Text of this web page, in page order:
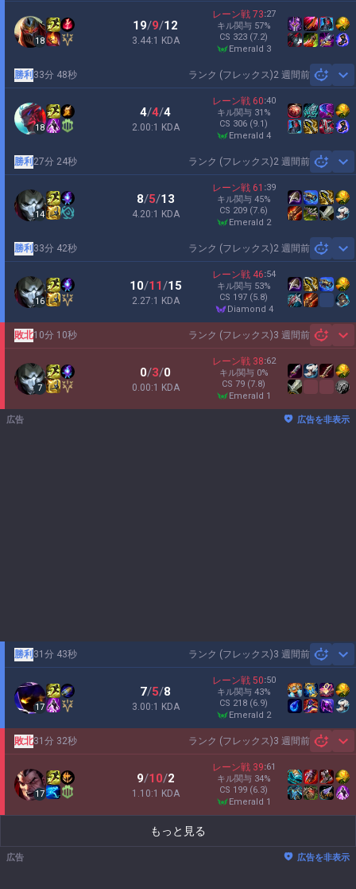
18
19/9/12
3.44:1 KDA
レーン戦 73:27
キル関与 57%
CS 323 (7.2)
emerald 3
ランク (フレックス)2 週間前
勝利 33分 48秒
18
4/4/4
2.00:1 KDA
レーン戦 60:40
キル関与 31 %
CS 306 (9.1)
emerald 4
ランク (フレックス)2 週間前
勝利 27分 24秒
14
8/5/13
4.20:1 KDA
レーン戦 61 :39
キル関与 45%
CS 209 (7.6)
emerald 2
ランク (フレックス)2 週間前
勝利 33分 42秒
16
10/11/15
2.27:1 KDA
レーン戦 46:54
キル関与 53%
CS 197 (5.8)
diamond 4
ランク (フレックス)3 週間前
敗北10分 10秒
7
0/3/0
0.00:1 KDA
レーン戦 38:62
キル関与 0%
CS 79 (7.8)
emerald 1
広告 広告を非表示
ランク (フレックス)3 週間前
勝利 31分 43秒
17
7/5/8
3.00:1 KDA
レーン戦 50:50
キル関与 43%
CS 218 (6.9)
emerald 2
ランク (フレックス)3 週間前
敗北31分 32秒
17
9/10/2
1.10:1 KDA
レーン戦 39:61
キル関与 34%
CS 199 (6.3)
emerald 1
もっと見る
広告 広告を非表示